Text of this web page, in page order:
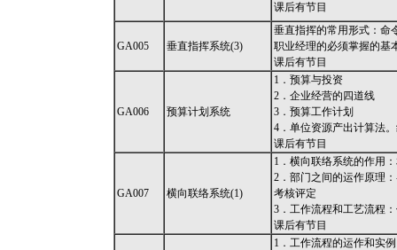
课后有节目
GA005 垂直指挥系统(3)
垂直指挥的常用形式：命
职业经理的必须掌握的基
课后有节目
GA006 预算计划系统
1．预算与投资
2．企业经营的四道线
3．预算工作计划
4．单位资源产出计算法
课后有节目
GA007 横向联络系统(1)
1．横向联络系统的作用
2．部门之间的运作原理
考核评定
3．工作流程和工艺流程
课后有节目
1．工作流程的运作和实例